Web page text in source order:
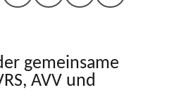
gemeinsame
AVV und